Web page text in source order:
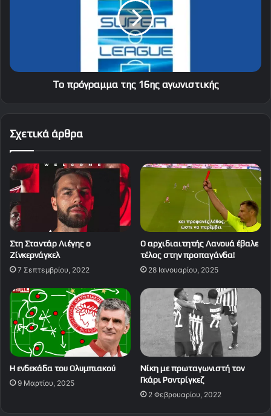
Το πρόγραμμα της 16ης αγωνιστικής
Σχετικά άρθρα
Στη Σταντάρ Λιέγης ο
Ζίνκερνάγκελ
7 Σεπτεμβρίου, 2022
Ο αρχιδιαιτητής Λανουά έβαλε
τέλος στην προπαγάνδα!
28 Ιανουαρίου, 2025
Η ενδεκάδα του Ολυμπιακού
9 Μαρτίου, 2025
Νίκη με πρωταγωνιστή τον
Γκάρι Ροντρίγκεζ
2 Φεβρουαρίου, 2022